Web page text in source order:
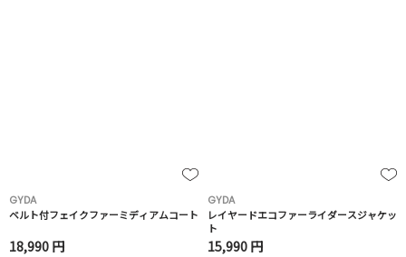
GYDA
ベルト付フェイクファーミディアムコート
18,990 円
GYDA
レイヤードエコファーライダースジャケッ
ト
15,990 円